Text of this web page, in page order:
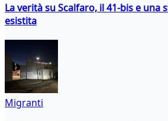
La verità su Scalfaro, il 41-bis e una
esistita
Migranti